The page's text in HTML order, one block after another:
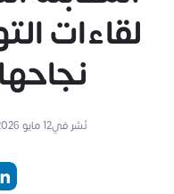
لقاءات
نُشر في12 مايو 2026